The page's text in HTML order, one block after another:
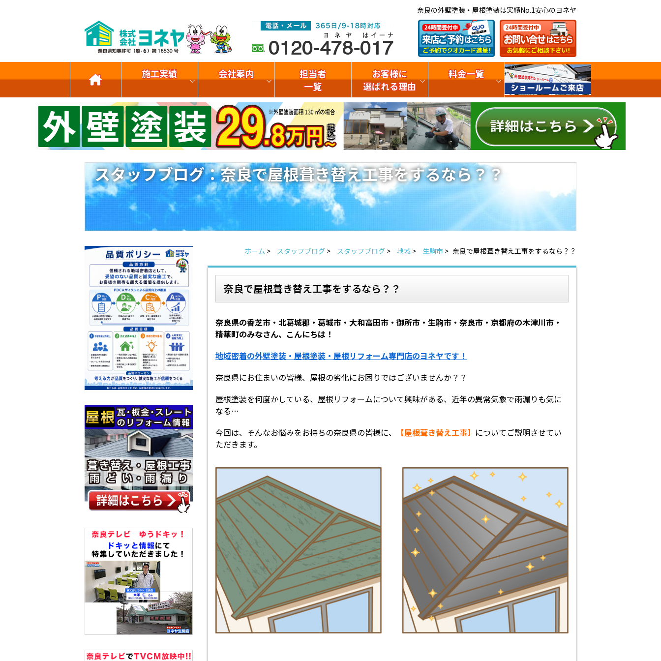
奈良の外壁塗装・屋根塗装は実績No.1安心のヨネヤ
施工実績 会社案内
担当者
一覧
お客様に
選ばれる理由
料金一覧
スタッフブログ：奈良で屋根葺き替え工事をするなら？？
ホーム > スタッフブログ > スタッフブログ > 地域 > 生駒市 > 奈良で屋根葺き替え工事をするなら？？
奈良で屋根葺き替え工事をするなら？？
奈良県の香芝市・北葛城郡・葛城市・大和高田市・御所市・生駒市・奈良市・京都府の木津川市・
精華町のみなさん、こんにちは！
地域密着の外壁塗装・屋根塗装・ 屋根リフォーム専門店のヨネヤです！
奈良県にお住まいの皆様、屋根の劣化にお困りではございませんか？？
屋根塗装を何度かしている、屋根リフォームについて興味がある、近年の異常気象で雨漏りも気に
なる…
今回は、そんなお悩みをお持ちの奈良県の皆様に、
【屋根葺き替え工事】 についてご説明させてい
ただきます。